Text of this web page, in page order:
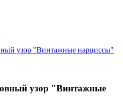
узор "Винтажные